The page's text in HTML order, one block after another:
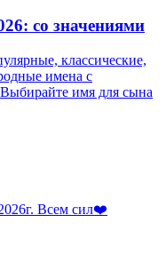
со значениями
классические,
имена с
имя для сына
Всем сил❤️